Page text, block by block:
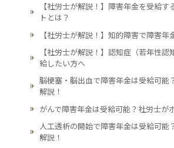
【社労士が解説！】障害年金を受給す
トとは？
【社労士が解説！】知的障害で障害年
【社労士が解説！】認知症（若年性
給したい方へ
脳梗塞・脳出血で障害年金は受給可能
解説！
がんで障害年金は受給可能？社労士が
人工透析の開始で障害年金は受給可能
解説！